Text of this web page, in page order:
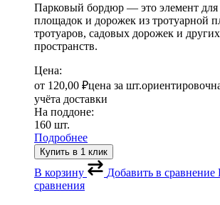
Парковый бордюр — это элемент для
площадок и дорожек из тротуарной
тротуаров, садовых дорожек и
пространств.
Цена:
от 120,00 ₽цена за шт.
учёта доставки
На поддоне:
160 шт.
Подробнее
Купить в 1 клик
В корзину Добавить в сравнение
сравнения